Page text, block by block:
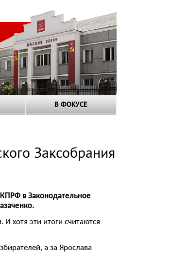
В ФОКУСЕ
Заксобрания
КПРФ в Законодательное
хотя эти итоги считаются
а за Ярослава